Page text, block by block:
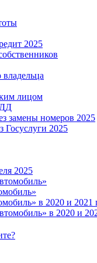
2025
лицом
замены номеров 2025
Госуслуги 2025
2025
в 2020 и 2021
в 2020 и